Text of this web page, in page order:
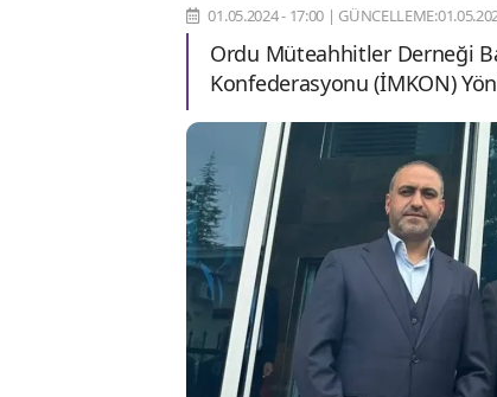
01.05.2024 - 17:00 |
Ordu Müteahhitler Derneği
Konfederasyonu (İMKON)